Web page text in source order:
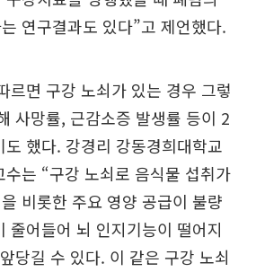
연구결과도 있다”고 제언했다.
르면 구강 노쇠가 있는 경우 그렇
사망률, 근감소증 발생률 등이 2
했다. 강경리 강동경희대학교
는 “구강 노쇠로 음식물 섭취가
비롯한 주요 영양 공급이 불량
줄어들어 뇌 인지기능이 떨어지
당길 수 있다. 이 같은 구강 노쇠